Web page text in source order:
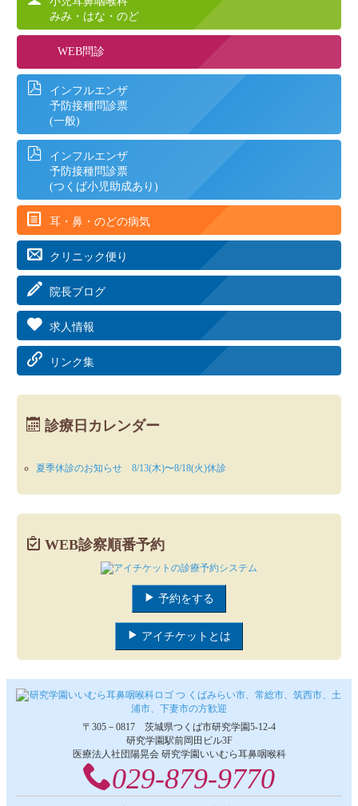
みみ・はな・のど
WEB問診
インフルエンザ
予防接種問診票
(一般)
インフルエンザ
予防接種問診票
(つくば小児助成あり)
耳・鼻・のどの病気
クリニック便り
院長ブログ
求人情報
リンク集
診療日カレンダー
夏季休診のお知らせ 8/13(木)〜8/18(火)休診
WEB診察順番予約
予約をする
アイチケットとは
〒305－0817 茨城県つくば市研究学園5‐12‐4
研究学園駅前岡田ビル3F
医療法人社団陽晃会 研究学園いいむら耳鼻咽喉科
029‐879‐9770